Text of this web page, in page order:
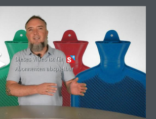
Dieses Video ist für
Abonnenten abspielbar